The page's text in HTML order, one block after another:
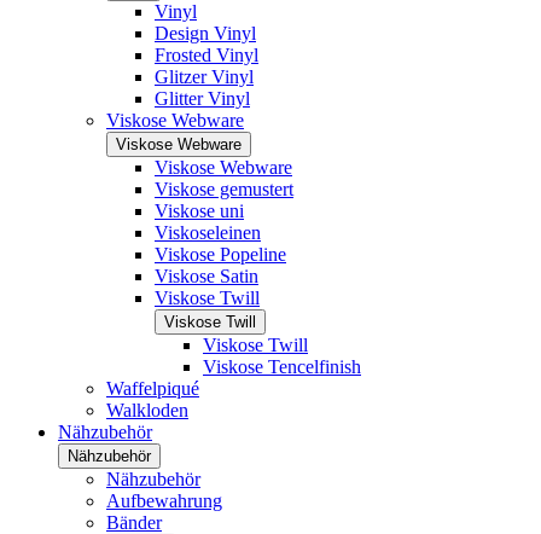
Vinyl
Design Vinyl
Frosted Vinyl
Glitzer Vinyl
Glitter Vinyl
Viskose Webware
Viskose Webware
Viskose Webware
Viskose gemustert
Viskose uni
Viskoseleinen
Viskose Popeline
Viskose Satin
Viskose Twill
Viskose Twill
Viskose Twill
Viskose Tencelfinish
Waffelpiqué
Walkloden
Nähzubehör
Nähzubehör
Nähzubehör
Aufbewahrung
Bänder